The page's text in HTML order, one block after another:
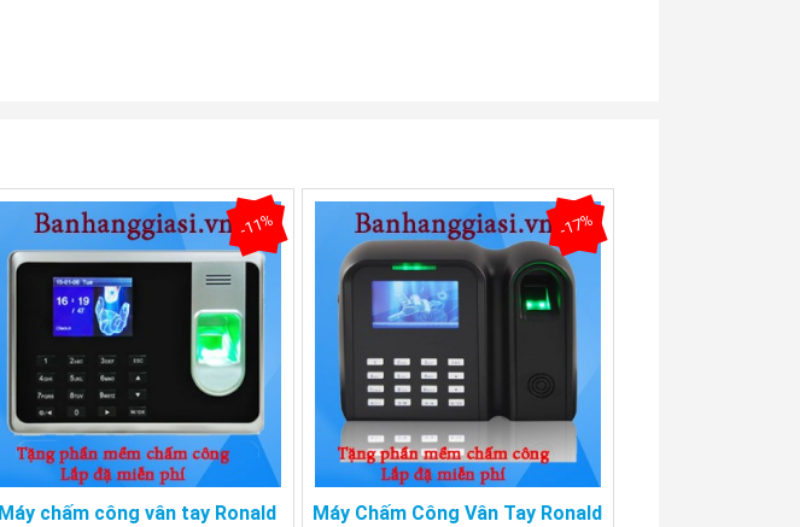
Máy chấm công vân tay Ronald
-11%
Máy Chấm Công Vân Tay Ronald
-17%